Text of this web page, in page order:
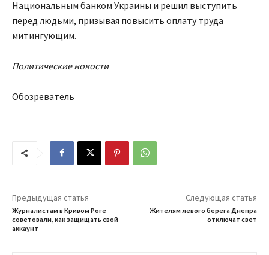
Национальным банком Украины и решил выступить
перед людьми, призывая повысить оплату труда
митингующим.
Политические новости
Обозреватель
Предыдущая статья
Журналистам в Кривом Роге
советовали, как защищать свой
аккаунт
Следующая статья
Жителям левого берега Днепра
отключат свет